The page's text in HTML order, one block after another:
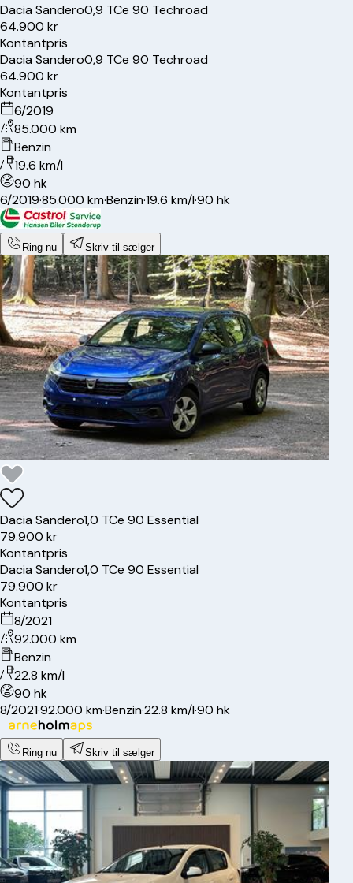
DaciaSandero0,9 TCe 90 Techroad
64.900 kr
Kontantpris
DaciaSandero0,9 TCe 90 Techroad
64.900 kr
Kontantpris
6/2019
85.000 km
Benzin
19.6 km/l
90 hk
6/2019·85.000 km·Benzin·19.6 km/l·90 hk
Ring nu Skriv til sælger
DaciaSandero1,0 TCe 90 Essential
79.900 kr
Kontantpris
DaciaSandero1,0 TCe 90 Essential
79.900 kr
Kontantpris
8/2021
92.000 km
Benzin
22.8 km/l
90 hk
8/2021·92.000 km·Benzin·22.8 km/l·90 hk
Ring nu Skriv til sælger